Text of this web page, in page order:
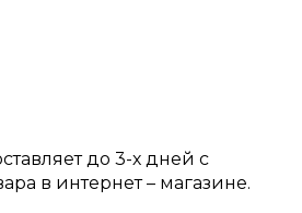
до 3-х дней с
в интернет – магазине.